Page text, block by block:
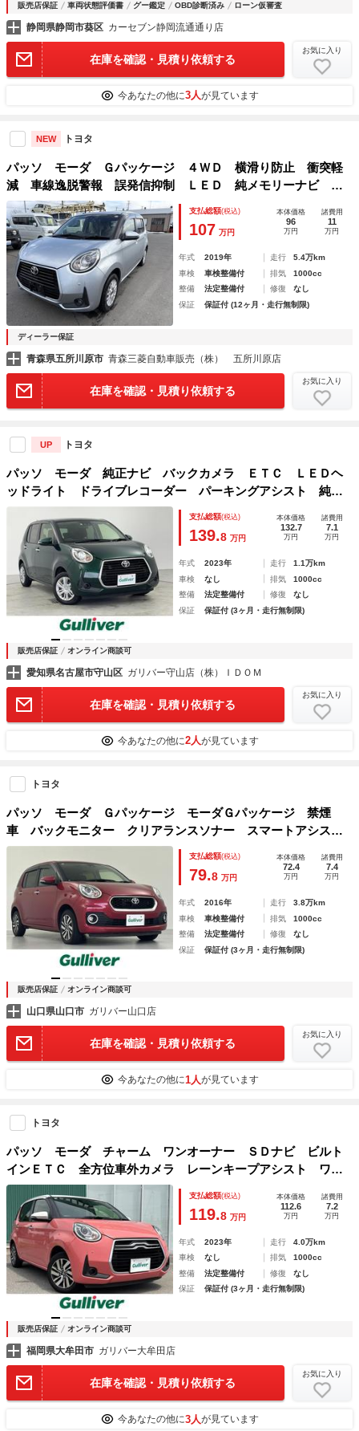
販売店保証 車両状態評価書 グー鑑定 OBD診断済み ローン仮審査
静岡県静岡市葵区 カーセブン静岡流通通り店
在庫を確認・見積り依頼する
お気に入り
今あなたの他に3人が見ています
NEW トヨタ
パッソ モーダ Ｇパッケージ ４ＷＤ 横滑り防止 衝突軽
減 車線逸脱警報 誤発信抑制 ＬＥＤ 純メモリーナビ フ
ルセグＴＶ 純ＥＴＣ 全方位カメラ パーキングアシスト
スマートキー
支払総額(税込)
107 万円
本体価格
96
万円
諸費用
11
万円
年式 2019年 走行
5.4万km
車検
車検整備付 排気
1000cc
整備
法定整備付 修復
なし
保証
保証付 (12ヶ月・走行無制限)
ディーラー保証
青森県五所川原市 青森三菱自動車販売（株） 五所川原店
在庫を確認・見積り依頼する
お気に入り
UP トヨタ
パッソ モーダ 純正ナビ バックカメラ ＥＴＣ ＬＥＤヘ
ッドライト ドライブレコーダー パーキングアシスト 純正
フロアマット オートライト 衝突被害軽減ブレーキ フルセ
グＴＶ Ｂｌｕｅｔｏｏｔｈ
支払総額(税込)
139.8 万円
本体価格
132.7
万円
諸費用
7.1
万円
年式 2023年 走行
1.1万km
車検
なし 排気
1000cc
整備
法定整備付 修復
なし
保証
保証付 (3ヶ月・走行無制限)
販売店保証 オンライン商談可
愛知県名古屋市守山区 ガリバー守山店（株）ＩＤＯＭ
在庫を確認・見積り依頼する
お気に入り
今あなたの他に2人が見ています
トヨタ
パッソ モーダ Ｇパッケージ モーダＧパッケージ 禁煙
車 バックモニター クリアランスソナー スマートアシスト
２ ＬＥＤオートライト 純正ナビ フルセグ Ｂｌｕｅｔｏ
ｏｔｈ ステアリングスイッチ スマートキー 純正１４イン
チＡＷ
支払総額(税込)
79.8 万円
本体価格
72.4
万円
諸費用
7.4
万円
年式 2016年 走行
3.8万km
車検
車検整備付 排気
1000cc
整備
法定整備付 修復
なし
保証
保証付 (3ヶ月・走行無制限)
販売店保証 オンライン商談可
山口県山口市 ガリバー山口店
在庫を確認・見積り依頼する
お気に入り
今あなたの他に1人が見ています
トヨタ
パッソ モーダ チャーム ワンオーナー ＳＤナビ ビルト
インＥＴＣ 全方位車外カメラ レーンキープアシスト ワン
セグＴＶ Ｂｌｕｅｔｏｏｔｈ 純正フロアマット 純正Ａ
Ｗ オートマチックハイビーム ＡＵＸ接続
支払総額(税込)
119.8 万円
本体価格
112.6
万円
諸費用
7.2
万円
年式 2023年 走行
4.0万km
車検
なし 排気
1000cc
整備
法定整備付 修復
なし
保証
保証付 (3ヶ月・走行無制限)
販売店保証 オンライン商談可
福岡県大牟田市 ガリバー大牟田店
在庫を確認・見積り依頼する
お気に入り
今あなたの他に3人が見ています